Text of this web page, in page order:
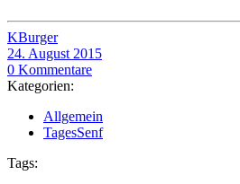
KBurger
24. August 2015
0 Kommentare
Kategorien:
Allgemein
TagesSenf
Tags: